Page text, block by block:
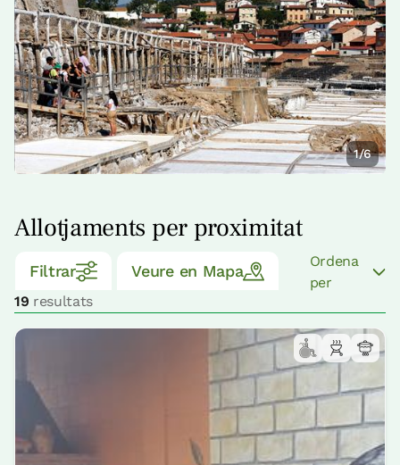
1/6
Allotjaments per proximitat
Filtrar Veure en Mapa
19 resultats
Ordena
per